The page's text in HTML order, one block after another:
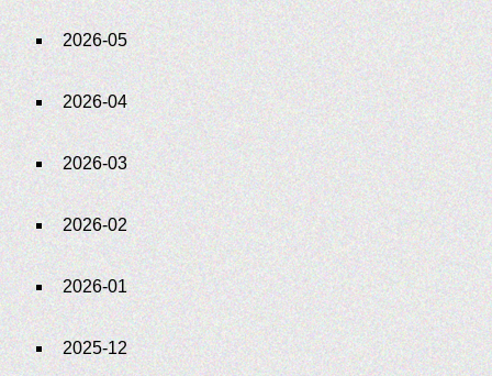
2026-05
2026-04
2026-03
2026-02
2026-01
2025-12